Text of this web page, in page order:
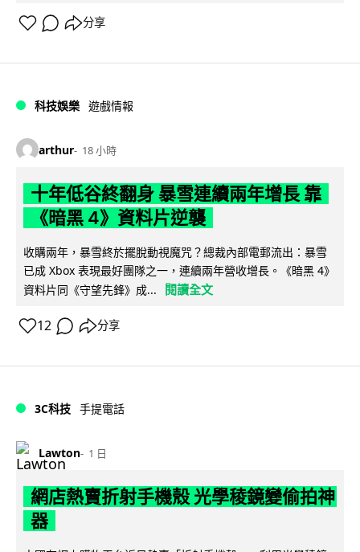
分享
科技娛樂 遊戲情報
arthur 18 小時
十年低谷終翻身 暴雪連續兩年增長 靠
《暗黑 4》資料片逆襲
收購兩年，暴雪終於擺脫動視魔咒？總裁內部電郵流出：暴雪
已成 Xbox 表現最好團隊之一，連續兩年營收增長。《暗黑 4》
資料片同《守望先鋒》成...
閱讀全文
12 分享
3C科技 手提電話
Lawton 1 日
網店熱賣折射手機殼 光學稜鏡變偷拍神
器